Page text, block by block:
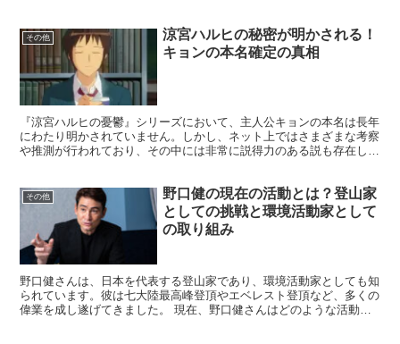
その他
涼宮ハルヒの秘密が明かされる！
キョンの本名確定の真相
『涼宮ハルヒの憂鬱』シリーズにおいて、主人公キョンの本名は長年
にわたり明かされていません。しかし、ネット上ではさまざまな考察
や推測が行われており、その中には非常に説得力のある説も存在しま
その他
野口健の現在の活動とは？登山家
としての挑戦と環境活動家として
の取り組み
野口健さんは、日本を代表する登山家であり、環境活動家としても知
られています。彼は七大陸最高峰登頂やエベレスト登頂など、多くの
偉業を成し遂げてきました。 現在、野口健さんはどのような活動を